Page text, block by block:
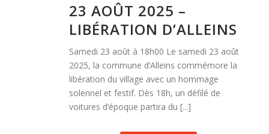
23 AOÛT 2025 –
LIBÉRATION D’ALLEINS
Samedi 23 août à 18h00 Le samedi 23 août
2025, la commune d’Alleins commémore la
libération du village avec un hommage
solennel et festif. Dès 18h, un défilé de
voitures d’époque partira du [...]